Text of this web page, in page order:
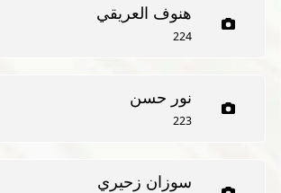
هنوف العريقي
224
نور حسن
223
سوزان زحيري